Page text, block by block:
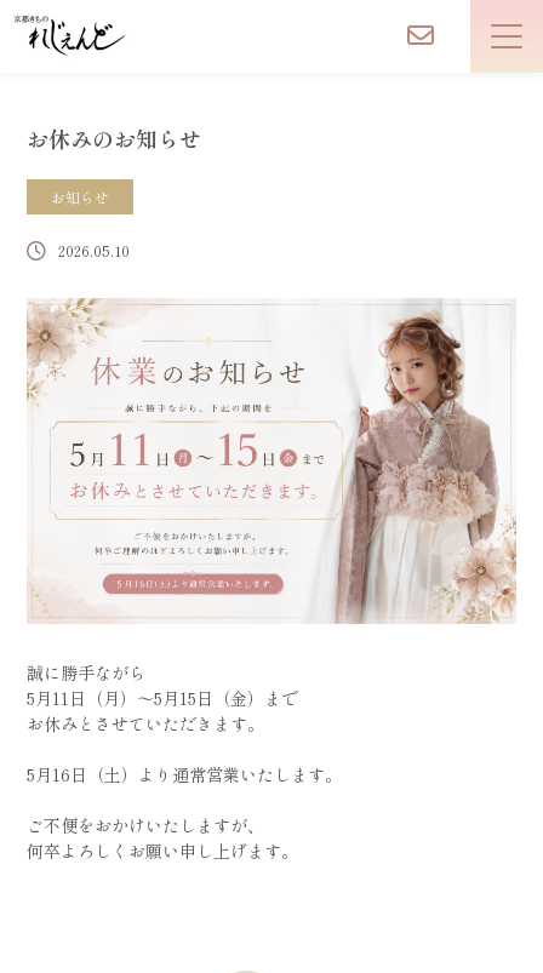
お休みのお知らせ
お知らせ
2026.05.10
誠に勝手ながら
5月11日（月）〜5月15日（金）まで
お休みとさせていただきます。
5月16日（土）より通常営業いたします。
ご不便をおかけいたしますが、
何卒よろしくお願い申し上げます。